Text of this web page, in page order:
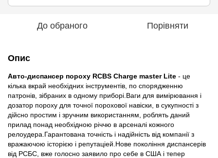
До обраного Порівняти
Опис
Авто-диспансер пороху RCBS Charge master Lite - це
кілька вкрай необхідних інструментів, по спорядженню
патронів, зібраних в одному приборі.Ваги для вимірювання і
дозатор пороху для точної порохової навіски, в сукупності з
дійсно простим і зручним використанням, роблять даний
прилад понад необхідною річчю в арсеналі кожного
релоудера.Гарантована точність і надійність від компанії з
вражаючою історією і репутаціей.Нове покоління диспансерів
від РСБС, вже голосно заявило про себе в США і тепер